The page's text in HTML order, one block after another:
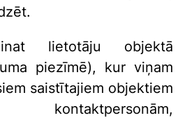
lietotāju objektā
piezīmē), kur viņam
saistītajiem objektiem
kontaktpersonām,